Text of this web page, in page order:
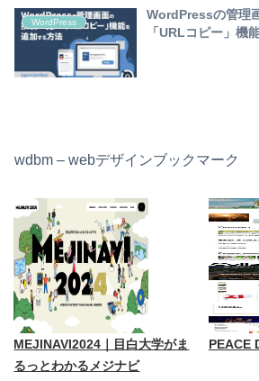
WordPress
WordPressの管理
「URLコピー」機
wdbm – webデザインブックマーク
MEJINAVI2024｜目白大学がま
るっとわかるメジナビ
PEACE